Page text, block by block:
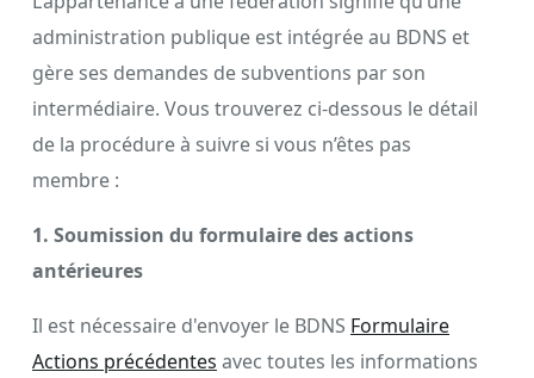
administration publique est intégrée au BDNS et
gère ses demandes de subventions par son
intermédiaire. Vous trouverez ci-dessous le détail
de la procédure à suivre si vous n’êtes pas
membre :
1. Soumission du formulaire des actions
antérieures
Il est nécessaire d'envoyer le BDNS Formulaire
Actions précédentes avec toutes les informations